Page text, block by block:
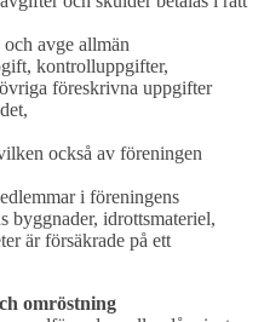
avge allmän
kontrolluppgifter,
föreskrivna uppgifter
också av föreningen
i föreningens
byggnader, idrottsmateriel,
är försäkrade på ett
omröstning